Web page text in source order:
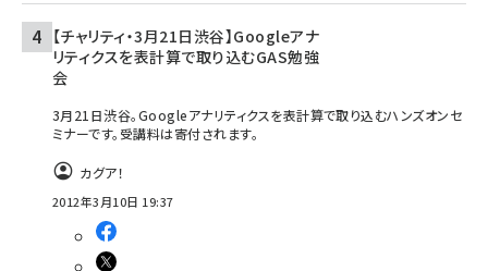
【チャリティ・3月21日渋谷】Googleアナ
リティクスを表計算で取り込むGAS勉強
会
3月21日渋谷。Googleアナリティクスを表計算で取り込むハンズオンセ
ミナーです。受講料は寄付されます。
カグア！
2012年3月10日 19:37